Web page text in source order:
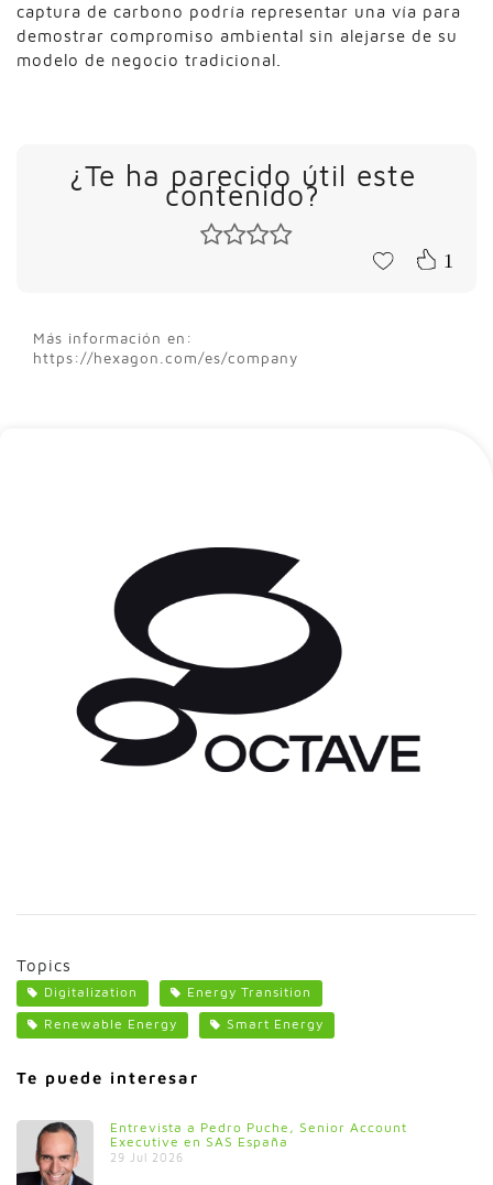
captura de carbono podría representar una vía para
demostrar compromiso ambiental sin alejarse de su
modelo de negocio tradicional.
¿Te ha parecido útil este
contenido?
1
Más información en:
https://hexagon.com/es/company
Topics
Digitalization
Energy Transition
Renewable Energy
Smart Energy
Te puede interesar
Entrevista a Pedro Puche, Senior Account
Executive en SAS España
29 Jul 2026